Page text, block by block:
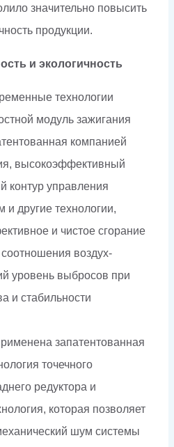
значительно повысить
продукции.
и экологичность
технологии
модуль зажигания
компанией
высокоэффективный
контур управления
и другие технологии,
и чистое сгорание
воздух-
уровень выбросов при
и стабильности
запатентованная
точечного
редуктора и
которая позволяет
шум системы